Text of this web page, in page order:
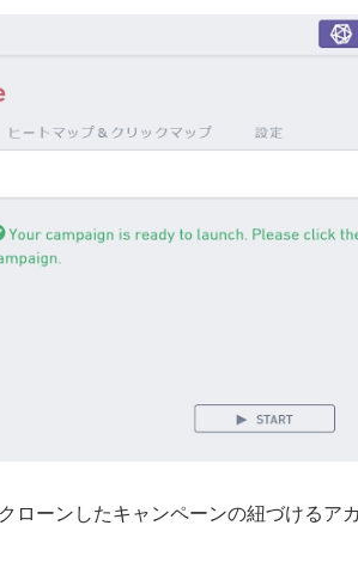
ローンしたキャンペーンの紐づけるア